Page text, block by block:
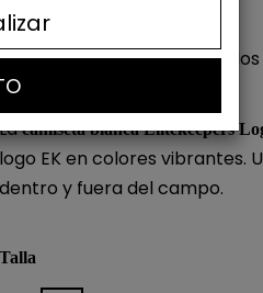
24,95 € Impuestos incluidos
Lacamiseta blanca Elitekeepers
logo EK en colores vibrantes.
dentro y fuera del campo.
Talla